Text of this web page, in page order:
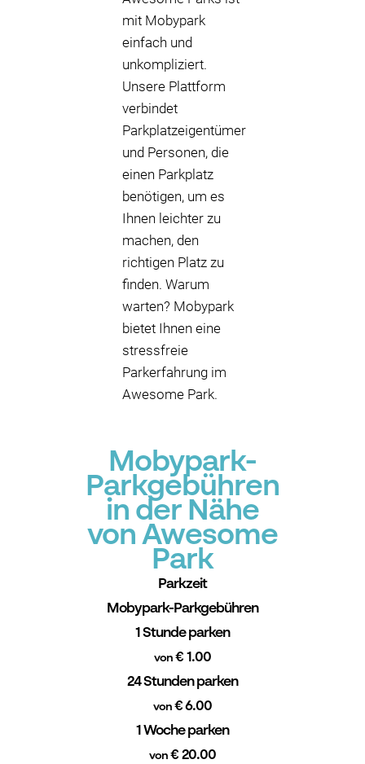
mit Mobypark
einfach und
unkompliziert.
Unsere Plattform
verbindet
Parkplatzeigentümer
und Personen, die
einen Parkplatz
benötigen, um es
Ihnen leichter zu
machen, den
richtigen Platz zu
finden. Warum
warten? Mobypark
bietet Ihnen eine
stressfreie
Parkerfahrung im
Awesome Park.
Mobypark-
Parkgebühren
in der Nähe
von Awesome
Park
Parkzeit
Mobypark-Parkgebühren
1 Stunde parken
von € 1.00
24 Stunden parken
von€ 6.00
1 Woche parken
von € 20.00